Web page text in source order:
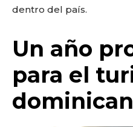
dentro del país.
Un año
para el